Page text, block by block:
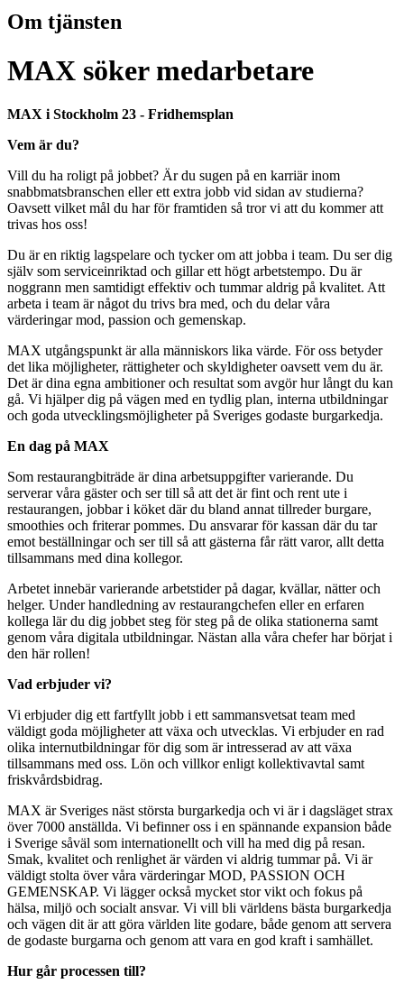
Om tjänsten
MAX söker medarbetare
MAX i Stockholm 23 - Fridhemsplan
Vem är du?
Vill du ha roligt på jobbet? Är du sugen på en karriär inom
snabbmatsbranschen eller ett extra jobb vid sidan av studierna?
Oavsett vilket mål du har för framtiden så tror vi att du kommer att
trivas hos oss!
Du är en riktig lagspelare och tycker om att jobba i team. Du ser dig
själv som serviceinriktad och gillar ett högt arbetstempo. Du är
noggrann men samtidigt effektiv och tummar aldrig på kvalitet. Att
arbeta i team är något du trivs bra med, och du delar våra
värderingar mod, passion och gemenskap.
MAX utgångspunkt är alla människors lika värde. För oss betyder
det lika möjligheter, rättigheter och skyldigheter oavsett vem du är.
Det är dina egna ambitioner och resultat som avgör hur långt du kan
gå. Vi hjälper dig på vägen med en tydlig plan, interna utbildningar
och goda utvecklingsmöjligheter på Sveriges godaste burgarkedja.
En dag på MAX
Som restaurangbiträde är dina arbetsuppgifter varierande. Du
serverar våra gäster och ser till så att det är fint och rent ute i
restaurangen, jobbar i köket där du bland annat tillreder burgare,
smoothies och friterar pommes. Du ansvarar för kassan där du tar
emot beställningar och ser till så att gästerna får rätt varor, allt detta
tillsammans med dina kollegor.
Arbetet innebär varierande arbetstider på dagar, kvällar, nätter och
helger. Under handledning av restaurangchefen eller en erfaren
kollega lär du dig jobbet steg för steg på de olika stationerna samt
genom våra digitala utbildningar. Nästan alla våra chefer har börjat i
den här rollen!
Vad erbjuder vi?
Vi erbjuder dig ett fartfyllt jobb i ett sammansvetsat team med
väldigt goda möjligheter att växa och utvecklas. Vi erbjuder en rad
olika internutbildningar för dig som är intresserad av att växa
tillsammans med oss. Lön och villkor enligt kollektivavtal samt
friskvårdsbidrag.
MAX är Sveriges näst största burgarkedja och vi är i dagsläget strax
över 7000 anställda. Vi befinner oss i en spännande expansion både
i Sverige såväl som internationellt och vill ha med dig på resan.
Smak, kvalitet och renlighet är värden vi aldrig tummar på. Vi är
väldigt stolta över våra värderingar MOD, PASSION OCH
GEMENSKAP. Vi lägger också mycket stor vikt och fokus på
hälsa, miljö och socialt ansvar. Vi vill bli världens bästa burgarkedja
och vägen dit är att göra världen lite godare, både genom att servera
de godaste burgarna och genom att vara en god kraft i samhället.
Hur går processen till?